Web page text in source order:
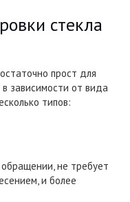
стекла
прост для
зависимости от вида
типов:
не требует
и более